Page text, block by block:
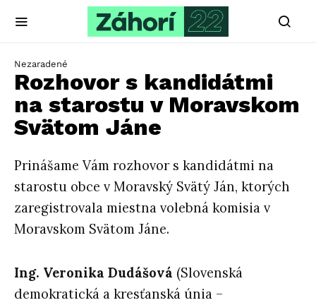
Nezaradené
Rozhovor s kandidátmi
na starostu v Moravskom
Svätom Jáne
Prinášame Vám rozhovor s kandidátmi na
starostu obce v Moravský Svätý Ján, ktorých
zaregistrovala miestna volebná komisia v
Moravskom Svätom Jáne.
Ing. Veronika Dudášová (Slovenská
demokratická a kresťanská únia –